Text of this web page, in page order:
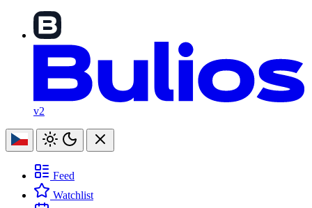
v2
Feed
Watchlist